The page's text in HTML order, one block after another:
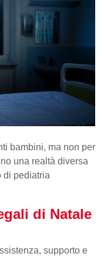
bambini, ma non per
una realtà diversa
di pediatria
di Natale
supporto e